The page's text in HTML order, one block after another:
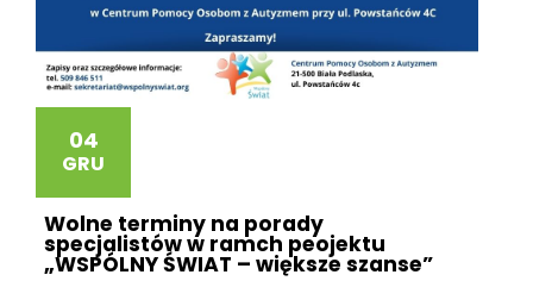
04
GRU
Wolne terminy na porady
specjalistów w ramch peojektu
„WSPÓLNY ŚWIAT – większe szanse”